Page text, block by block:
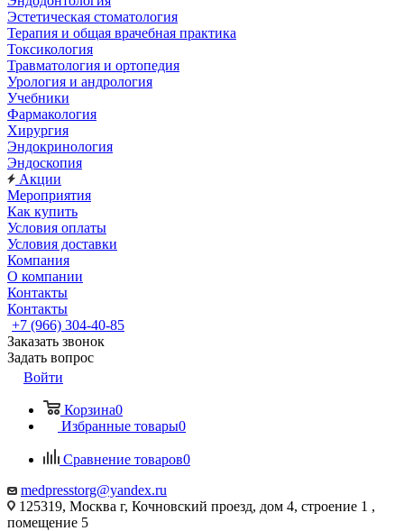
Эстетическая стоматология
Терапия и общая врачебная практика
Токсикология
Травматология и ортопедия
Урология и андрология
Учебники
Фармакология
Хирургия
Эндокринология
Эндоскопия
Акции
Мероприятия
Как купить
Условия оплаты
Условия доставки
Компания
О компании
Контакты
Контакты
+7 (966) 304-40-85
Заказать звонок
Задать вопрос
Войти
Корзина0
Избранные товары0
Сравнение товаров0
medpresstorg@yandex.ru
125319, Москва г, Кочновский проезд, дом 4, строение 1 ,
помещение 5